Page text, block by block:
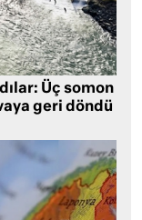
Üç somon
geri döndü